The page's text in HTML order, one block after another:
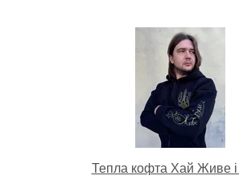
Тепла кофта Хай Живе